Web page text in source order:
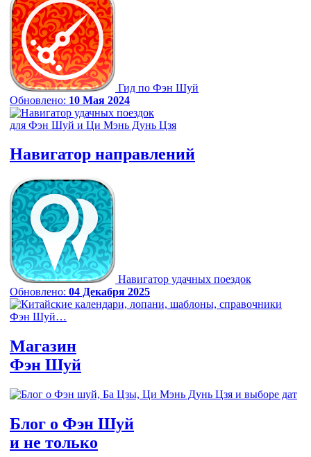
Гид по Фэн Шуй
Обновлено: 10 Мая 2024
Навигатор направлений
Навигатор удачных поездок
Обновлено: 04 Декабря 2025
Магазин
Фэн Шуй
Блог о Фэн Шуй
и не только